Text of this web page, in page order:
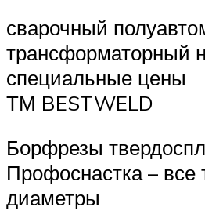
сварочный
трансформаторный
специальные цены
ТМ BESTWELD
Борфрезы
Профоснастка – все
диаметры